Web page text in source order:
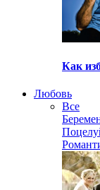
Как
Любовь
Все